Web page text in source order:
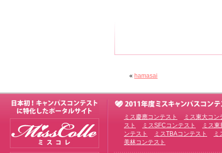
« hamasai
ミス慶應コンテスト
ミス東大コン
スト
ミスSFCコンテスト
ミス
ンテスト
ミスTBAコンテスト
ミ
美林コンテスト